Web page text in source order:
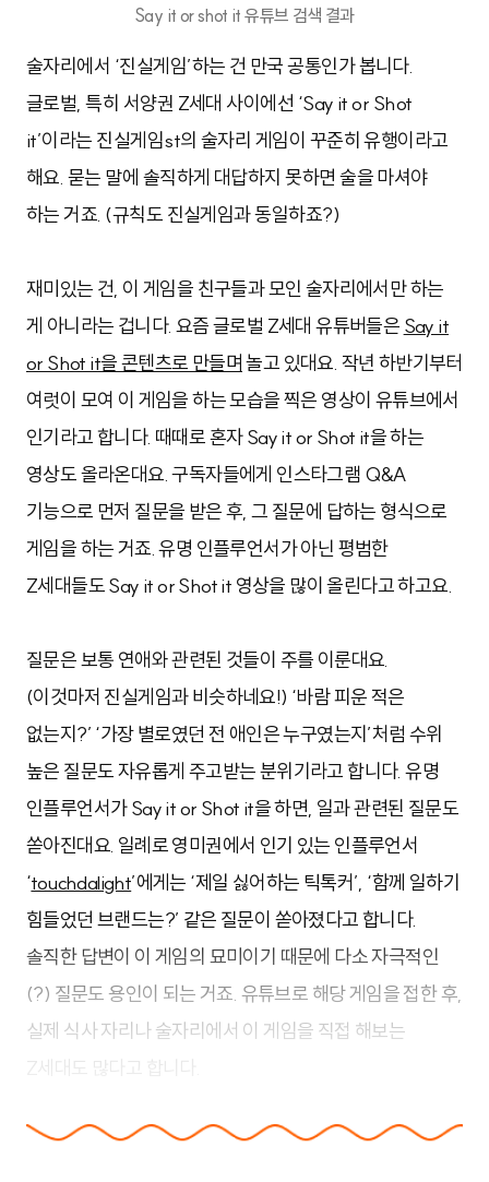
Say it or shot it 유튜브 검색 결과
술자리에서 ‘진실게임’하는 건 만국 공통인가 봅니다.
글로벌, 특히 서양권 Z세대 사이에선 ‘Say it or Shot
it’이라는 진실게임st의 술자리 게임이 꾸준히 유행이라고
해요. 묻는 말에 솔직하게 대답하지 못하면 술을 마셔야
하는 거죠. (규칙도 진실게임과 동일하죠?)
재미있는 건, 이 게임을 친구들과 모인 술자리에서만 하는
게 아니라는 겁니다. 요즘 글로벌 Z세대 유튜버들은 Say it
or Shot it을 콘텐츠로 만들며놀고 있대요. 작년 하반기부터
여럿이 모여 이 게임을 하는 모습을 찍은 영상이 유튜브에서
인기라고 합니다. 때때로 혼자 Say it or Shot it을 하는
영상도 올라온대요. 구독자들에게 인스타그램 Q&A
기능으로 먼저 질문을 받은 후, 그 질문에 답하는 형식으로
게임을 하는 거죠. 유명 인플루언서가 아닌 평범한
Z세대들도 Say it or Shot it 영상을 많이 올린다고 하고요.
질문은 보통 연애와 관련된 것들이 주를 이룬대요.
(이것마저 진실게임과 비슷하네요!) ‘바람 피운 적은
없는지?’ ‘가장 별로였던 전 애인은 누구였는지’처럼 수위
높은 질문도 자유롭게 주고받는 분위기라고 합니다. 유명
인플루언서가 Say it or Shot it을 하면, 일과 관련된 질문도
쏟아진대요. 일례로 영미권에서 인기 있는 인플루언서
‘touchdalight’에게는 ‘제일 싫어하는 틱톡커’, ‘함께 일하기
힘들었던 브랜드는?’ 같은 질문이 쏟아졌다고 합니다.
솔직한 답변이 이 게임의 묘미이기 때문에 다소 자극적인
(?) 질문도 용인이 되는 거죠. 유튜브로 해당 게임을 접한 후,
실제 식사 자리나 술자리에서 이 게임을 직접 해보는
Z세대도 많다고 합니다.